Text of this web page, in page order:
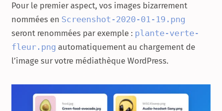
Pour le premier aspect, vos images bizarrement
nommées en Screenshot-2020-01-19.png
seront renommées par exemple : plante-verte-
fleur.png automatiquement au chargement de
l’image sur votre médiathèque WordPress.